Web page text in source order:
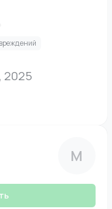
2025
M